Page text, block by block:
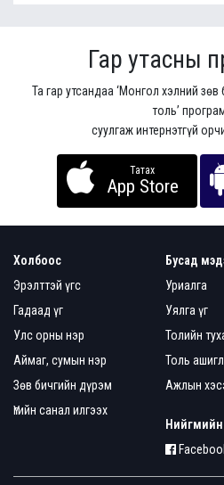
Гар утасны
Та гар утсандаа ‘Монгол хэлний
толь’
суулгаж интернэтгүй
Татах
App Store
Холбоос
Эрэлттэй үгс
Гадаад үг
Улс орны нэр
Аймаг, сумын нэр
Зөв бичгийн дүрэм
Үгийн санал илгээх
Бусад
Уриалга
Уялга үг
Толийн
Толь
Ажлын
Нийгмийн